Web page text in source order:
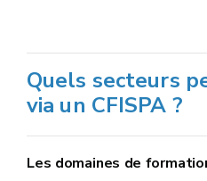
Quels secteurs
via un CFISPA ?
Les domaines de